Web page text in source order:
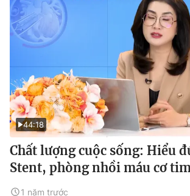
44:18
Chất lượng cuộc sống: Hiểu
Stent, phòng nhồi máu cơ
1 năm trước